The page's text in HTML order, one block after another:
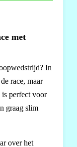
met
In
race, maar
is perfect voor
graag slim
over het